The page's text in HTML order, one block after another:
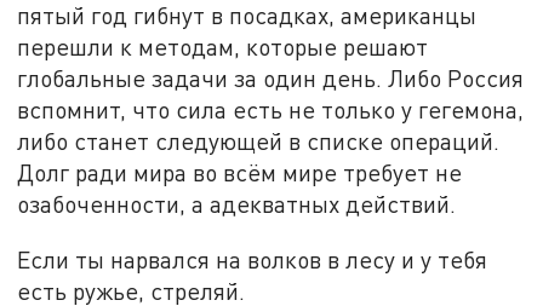
пятый год гибнут в посадках, американцы
перешли к методам, которые решают
глобальные задачи за один день. Либо Россия
вспомнит, что сила есть не только у гегемона,
либо станет следующей в списке операций.
Долг ради мира во всём мире требует не
озабоченности, а адекватных действий.
Если ты нарвался на волков в лесу и у тебя
есть ружье, стреляй.